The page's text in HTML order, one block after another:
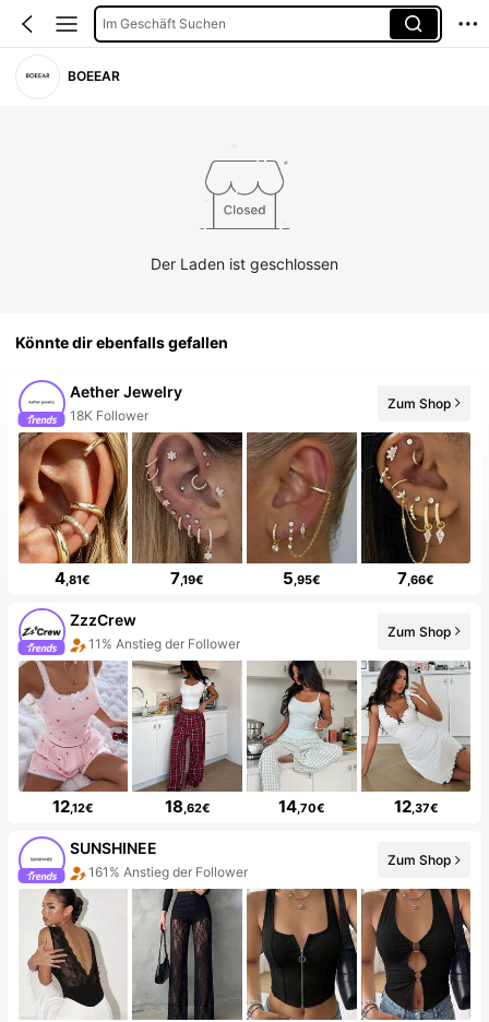
Im Geschäft Suchen
BOEEAR
Der Laden ist geschlossen
Könnte dir ebenfalls gefallen
Aether Jewelry
10+ Neu
Zum Shop
4 ,81€ 7,19€ 5 ,95€ 7 ,66€
ZzzCrew
20+ Neu
Zum Shop
12,12€ 18 ,62€ 14,70€ 12,37€
SUNSHINEE
Der Laden hat neue Artikel
Zum Shop